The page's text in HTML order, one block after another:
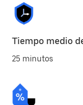
Tiempo medio
25 minutos